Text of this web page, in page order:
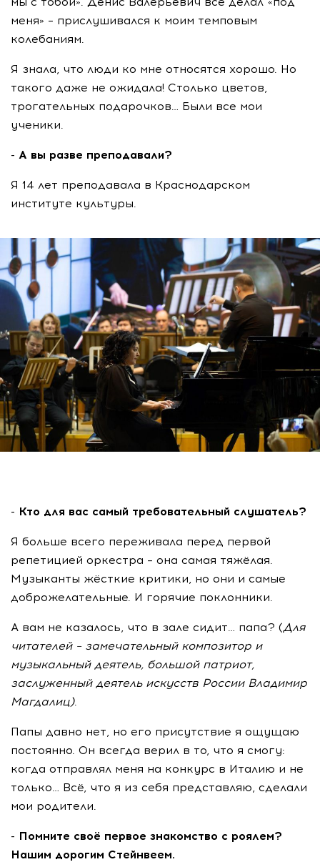
меня» – прислушивался к моим темповым
колебаниям.
Я знала, что люди ко мне относятся хорошо. Но
такого даже не ожидала! Столько цветов,
трогательных подарочков… Были все мои
ученики.
- А вы разве преподавали?
Я 14 лет преподавала в Краснодарском
институте культуры.
- Кто для вас самый требовательный слушатель?
Я больше всего переживала перед первой
репетицией оркестра – она самая тяжёлая.
Музыканты жёсткие критики, но они и самые
доброжелательные. И горячие поклонники.
А вам не казалось, что в зале сидит… папа? (Для
читателей – замечательный композитор и
музыкальный деятель, большой патриот,
заслуженный деятель искусств России Владимир
Магдалиц).
Папы давно нет, но его присутствие я ощущаю
постоянно. Он всегда верил в то, что я смогу:
когда отправлял меня на конкурс в Италию и не
только… Всё, что я из себя представляю, сделали
мои родители.
- Помните своё первое знакомство с роялем?
Нашим дорогим Стейнвеем.